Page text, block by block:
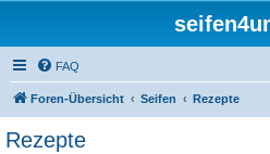
FAQ
Foren-Übersicht Seifen Rezepte
Rezepte